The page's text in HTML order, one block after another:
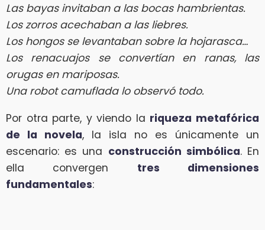
Las bayas invitaban a las bocas hambrientas.
Los zorros acechaban a las liebres.
Los hongos se levantaban sobre la hojarasca…
Los renacuajos se convertían en ranas, las
orugas en mariposas.
Una robot camuflada lo observó todo.
Por otra parte, y viendo la riqueza metafórica
de la novela, la isla no es únicamente un
escenario: es una construcción simbólica. En
ella convergen tres dimensiones
fundamentales: